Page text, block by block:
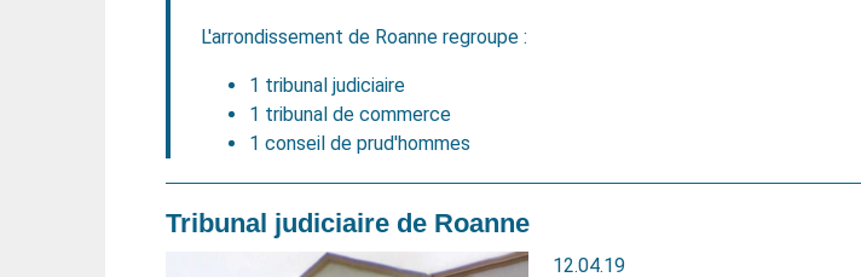
L'arrondissement de Roanne regroupe :
1 tribunal judiciaire
1 tribunal de commerce
1 conseil de prud'hommes
Tribunal judiciaire de Roanne
12.04.19